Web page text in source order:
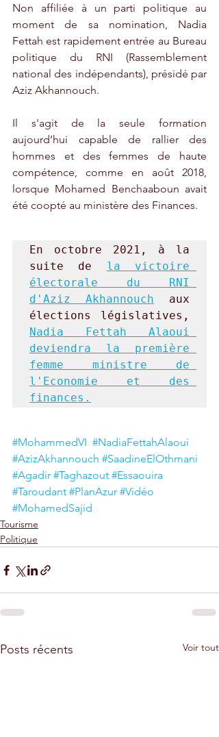
Non affiliée à un parti politique au
moment de sa nomination, Nadia
Fettah est rapidement entrée au Bureau
politique du RNI (Rassemblement
national des indépendants), présidé par
Aziz Akhannouch.
Il s'agit de la seule formation
aujourd’hui capable de rallier des
hommes et des femmes de haute
compétence, comme en août 2018,
lorsque Mohamed Benchaaboun avait
été coopté au ministère des Finances.
En octobre 2021, à la
suite de la victoire
électorale du RNI
d'Aziz Akhannouch aux
Nadia Fettah Alaoui
deviendra la première
femme ministre de
l'Economie et des
finances.
#MohammedVI #NadiaFettahAlaoui
#AzizAkhannouch #SaadineElOthmani
#Agadir #Taghazout #Essaouira
#Taroudant #PlanAzur #Vidéo
#MohamedSajid
Tourisme
Politique
Posts récents Voir tout